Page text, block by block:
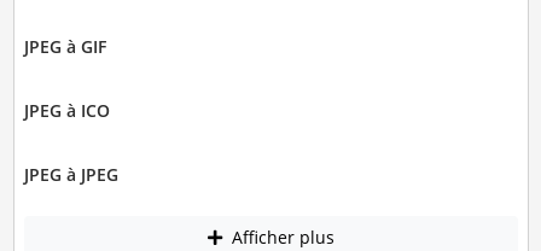
JPEG à GIF
JPEG à ICO
JPEG à JPEG
Afficher plus